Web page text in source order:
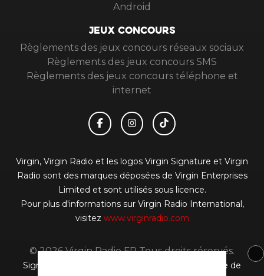
Android
JEUX CONCOURS
Règlements des jeux concours réseaux sociaux
Règlements des jeux concours SMS
Règlements des jeux concours téléphone et
internet
Virgin, Virgin Radio et les logos Virgin Signature et Virgin
Radio sont des marques déposées de Virgin Enterprises
Limited et sont utilisés sous licence.
Pour plus d'informations sur Virgin Radio International,
visitez www.virginradio.com
© 2026 Virgin Radio FR Tous droits réservés.
Signaler un contenu
Politique de